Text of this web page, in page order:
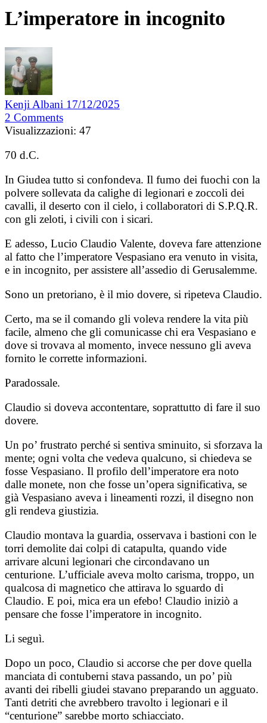
L’imperatore in incognito
Kenji Albani 17/12/2025
2 Comments
Visualizzazioni: 47
70 d.C.
In Giudea tutto si confondeva. Il fumo dei fuochi con la
polvere sollevata da calighe di legionari e zoccoli dei
cavalli, il deserto con il cielo, i collaboratori di S.P.Q.R.
con gli zeloti, i civili con i sicari.
E adesso, Lucio Claudio Valente, doveva fare attenzione
al fatto che l’imperatore Vespasiano era venuto in visita,
e in incognito, per assistere all’assedio di Gerusalemme.
Sono un pretoriano, è il mio dovere, si ripeteva Claudio.
Certo, ma se il comando gli voleva rendere la vita più
facile, almeno che gli comunicasse chi era Vespasiano e
dove si trovava al momento, invece nessuno gli aveva
fornito le corrette informazioni.
Paradossale.
Claudio si doveva accontentare, soprattutto di fare il suo
dovere.
Un po’ frustrato perché si sentiva sminuito, si sforzava la
mente; ogni volta che vedeva qualcuno, si chiedeva se
fosse Vespasiano. Il profilo dell’imperatore era noto
dalle monete, non che fosse un’opera significativa, se
già Vespasiano aveva i lineamenti rozzi, il disegno non
gli rendeva giustizia.
Claudio montava la guardia, osservava i bastioni con le
torri demolite dai colpi di catapulta, quando vide
arrivare alcuni legionari che circondavano un
centurione. L’ufficiale aveva molto carisma, troppo, un
qualcosa di magnetico che attirava lo sguardo di
Claudio. E poi, mica era un efebo! Claudio iniziò a
pensare che fosse l’imperatore in incognito.
Li seguì.
Dopo un poco, Claudio si accorse che per dove quella
manciata di contuberni stava passando, un po’ più
avanti dei ribelli giudei stavano preparando un agguato.
Tanti detriti che avrebbero travolto i legionari e il
“centurione” sarebbe morto schiacciato.